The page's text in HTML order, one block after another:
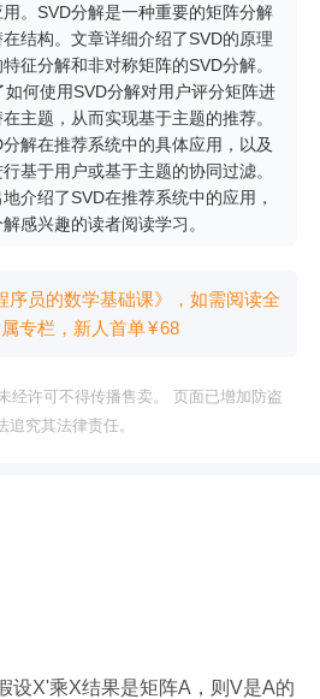
。SVD分解是一种重要的矩阵分解
结构。文章详细介绍了SVD的原理
征分解和非对称矩阵的SVD分解。
何使用SVD分解对用户评分矩阵进
主题，从而实现基于主题的推荐。
解在推荐系统中的具体应用，以及
基于用户或基于主题的协同过滤。
介绍了SVD在推荐系统中的应用，
感兴趣的读者阅读学习。
序员的数学基础课》，如需阅读全
专栏 ，新⼈⾸单¥68
经许可不得传播售卖。 页面已增加防盗
究其法律责任。
设X'乘X结果是矩阵A，则V是A的